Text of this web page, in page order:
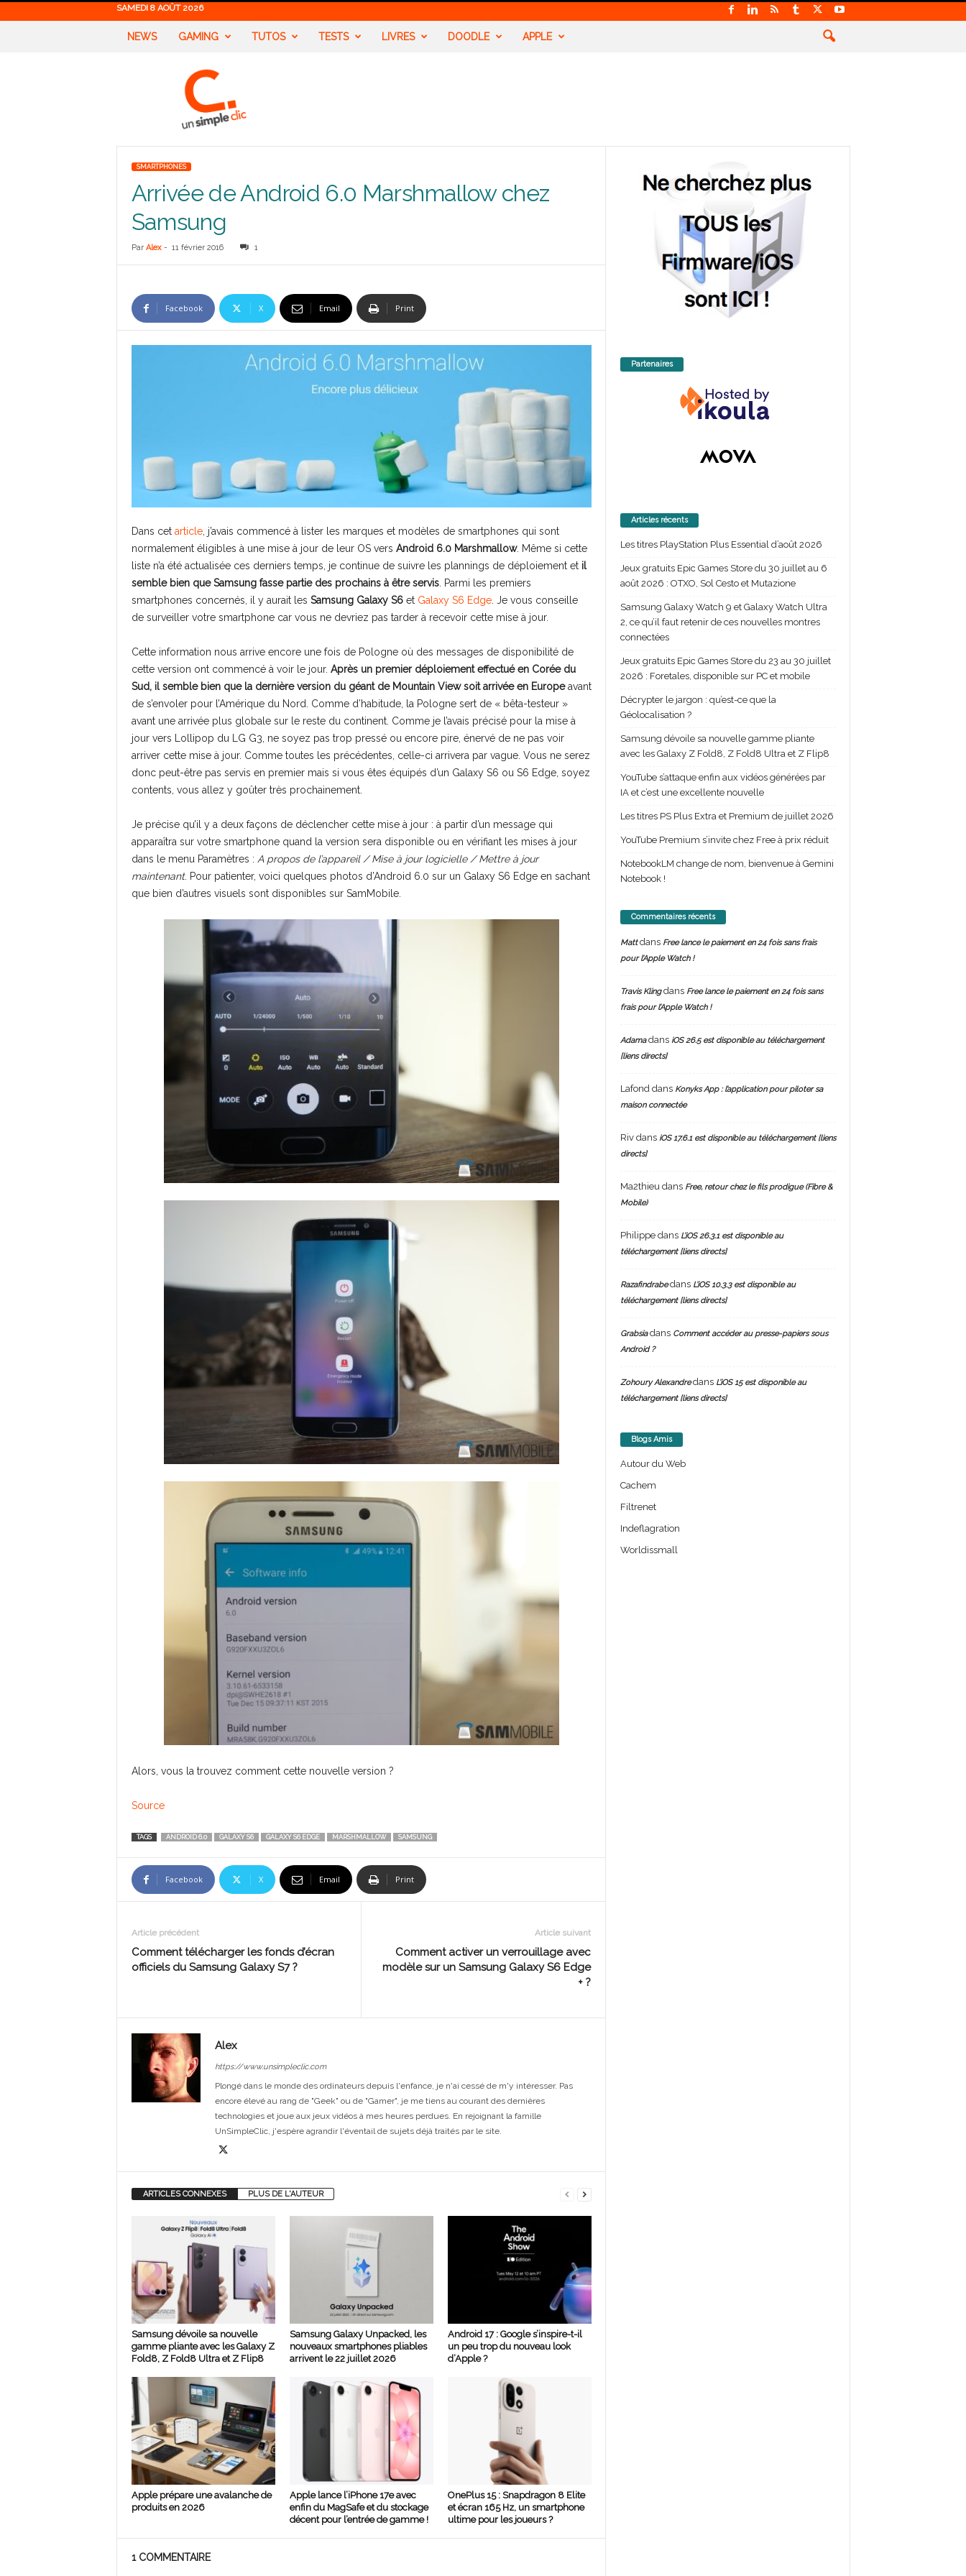
SAMEDI 8 AOÛT 2026
NEWS GAMING TUTOS TESTS LIVRES DOODLE APPLE
SMARTPHONES
Arrivée de Android 6.0 Marshmallow chez
Samsung
Par Alex- 11 février 2016 1
Facebook X Email Print
Dans cet article, j’avais commencé à lister les marques et modèles de smartphones qui sont
normalement éligibles à une mise à jour de leur OS vers Android 6.0 Marshmallow. Même si cette
liste n’a été actualisée ces derniers temps, je continue de suivre les plannings de déploiement et il
semble bien que Samsung fasse partie des prochains à être servis. Parmi les premiers
smartphones concernés, il y aurait les Samsung Galaxy S6et Galaxy S6 Edge. Je vous conseille
de surveiller votre smartphone car vous ne devriez pas tarder à recevoir cette mise à jour.
Cette information nous arrive encore une fois de Pologne où des messages de disponibilité de
cette version ont commencé à voir le jour. Après un premier déploiement effectué en Corée du
Sud, il semble bien que la dernière version du géant de Mountain View soit arrivée en Europeavant
de s’envoler pour l’Amérique du Nord. Comme d’habitude, la Pologne sert de « bêta-testeur »
avant une arrivée plus globale sur le reste du continent. Comme je l’avais précisé pour la mise à
jour vers Lollipop du LG G3, ne soyez pas trop pressé ou encore pire, énervé de ne pas voir
arriver cette mise à jour. Comme toutes les précédentes, celle-ci arrivera par vague. Vous ne serez
donc peut-être pas servis en premier mais si vous êtes équipés d’un Galaxy S6 ou S6 Edge, soyez
contents, vous allez y goûter très prochainement.
Je précise qu’il y a deux façons de déclencher cette mise à jour : à partir d’un message qui
apparaîtra sur votre smartphone quand la version sera disponible ou en vérifiant les mises à jour
dans le menu Paramètres : A propos de l’appareil / Mise à jour logicielle / Mettre à jour
maintenant. Pour patienter, voici quelques photos d’Android 6.0 sur un Galaxy S6 Edge en sachant
que bien d’autres visuels sont disponibles sur SamMobile.
Alors, vous la trouvez comment cette nouvelle version ?
Source
TAGS ANDROID 6.0 GALAXY S6 GALAXY S6 EDGE MARSHMALLOW SAMSUNG
Facebook X Email Print
Article précédent
Comment télécharger les fonds d’écran
officiels du Samsung Galaxy S7 ?
Article suivant
Comment activer un verrouillage avec
modèle sur un Samsung Galaxy S6 Edge
+ ?
Alex
https://www.unsimpleclic.com
Plongé dans le monde des ordinateurs depuis l'enfance, je n'ai cessé de m'y intéresser. Pas
encore élevé au rang de "Geek" ou de "Gamer", je me tiens au courant des dernières
technologies et joue aux jeux vidéos à mes heures perdues. En rejoignant la famille
UnSimpleClic, j'espère agrandir l'éventail de sujets déjà traités par le site.
ARTICLES CONNEXES PLUS DE L'AUTEUR
Samsung dévoile sa nouvelle
gamme pliante avec les Galaxy Z
Fold8, Z Fold8 Ultra et Z Flip8
Samsung Galaxy Unpacked, les
nouveaux smartphones pliables
arrivent le 22 juillet 2026
Android 17 : Google s’inspire-t-il
un peu trop du nouveau look
d’Apple ?
Apple prépare une avalanche de
produits en 2026
Apple lance l’iPhone 17e avec
enfin du MagSafe et du stockage
décent pour l’entrée de gamme !
OnePlus 15 : Snapdragon 8 Elite
et écran 165 Hz, un smartphone
ultime pour les joueurs ?
1 COMMENTAIRE
Partenaires
Articles récents
Les titres PlayStation Plus Essential d’août 2026
Jeux gratuits Epic Games Store du 30 juillet au 6
août 2026 : OTXO, Sol Cesto et Mutazione
Samsung Galaxy Watch 9 et Galaxy Watch Ultra
2, ce qu’il faut retenir de ces nouvelles montres
connectées
Jeux gratuits Epic Games Store du 23 au 30 juillet
2026 : Foretales, disponible sur PC et mobile
Décrypter le jargon : qu’est-ce que la
Géolocalisation ?
Samsung dévoile sa nouvelle gamme pliante
avec les Galaxy Z Fold8, Z Fold8 Ultra et Z Flip8
YouTube s’attaque enfin aux vidéos générées par
IA et c’est une excellente nouvelle
Les titres PS Plus Extra et Premium de juillet 2026
YouTube Premium s’invite chez Free à prix réduit
NotebookLM change de nom, bienvenue à Gemini
Notebook !
Commentaires récents
Mattdans Free lance le paiement en 24 fois sans frais
pour l’Apple Watch !
Travis Klingdans Free lance le paiement en 24 fois sans
frais pour l’Apple Watch !
Adamadans iOS 26.5 est disponible au téléchargement
[liens directs]
Lafond dans Konyks App : l’application pour piloter sa
maison connectée
Rivdans iOS 17.6.1 est disponible au téléchargement [liens
directs]
Ma2thieu dans Free, retour chez le fils prodigue (Fibre &
Mobile)
Philippedans L’iOS 26.3.1 est disponible au
téléchargement [liens directs]
Razafindrabedans L’iOS 10.3.3 est disponible au
téléchargement [liens directs]
Grabsiadans Comment accéder au presse-papiers sous
Android ?
Zohoury Alexandredans L’iOS 15 est disponible au
téléchargement [liens directs]
Blogs Amis
Autour du Web
Cachem
Filtrenet
Indeflagration
Worldissmall